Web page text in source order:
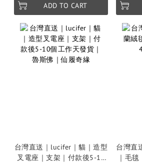
ADD TO CART
台灣直送｜lucifer｜貓｜造型
叉電座｜支架｜付款後5-10
台灣直
｜毛